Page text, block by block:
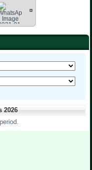
2026